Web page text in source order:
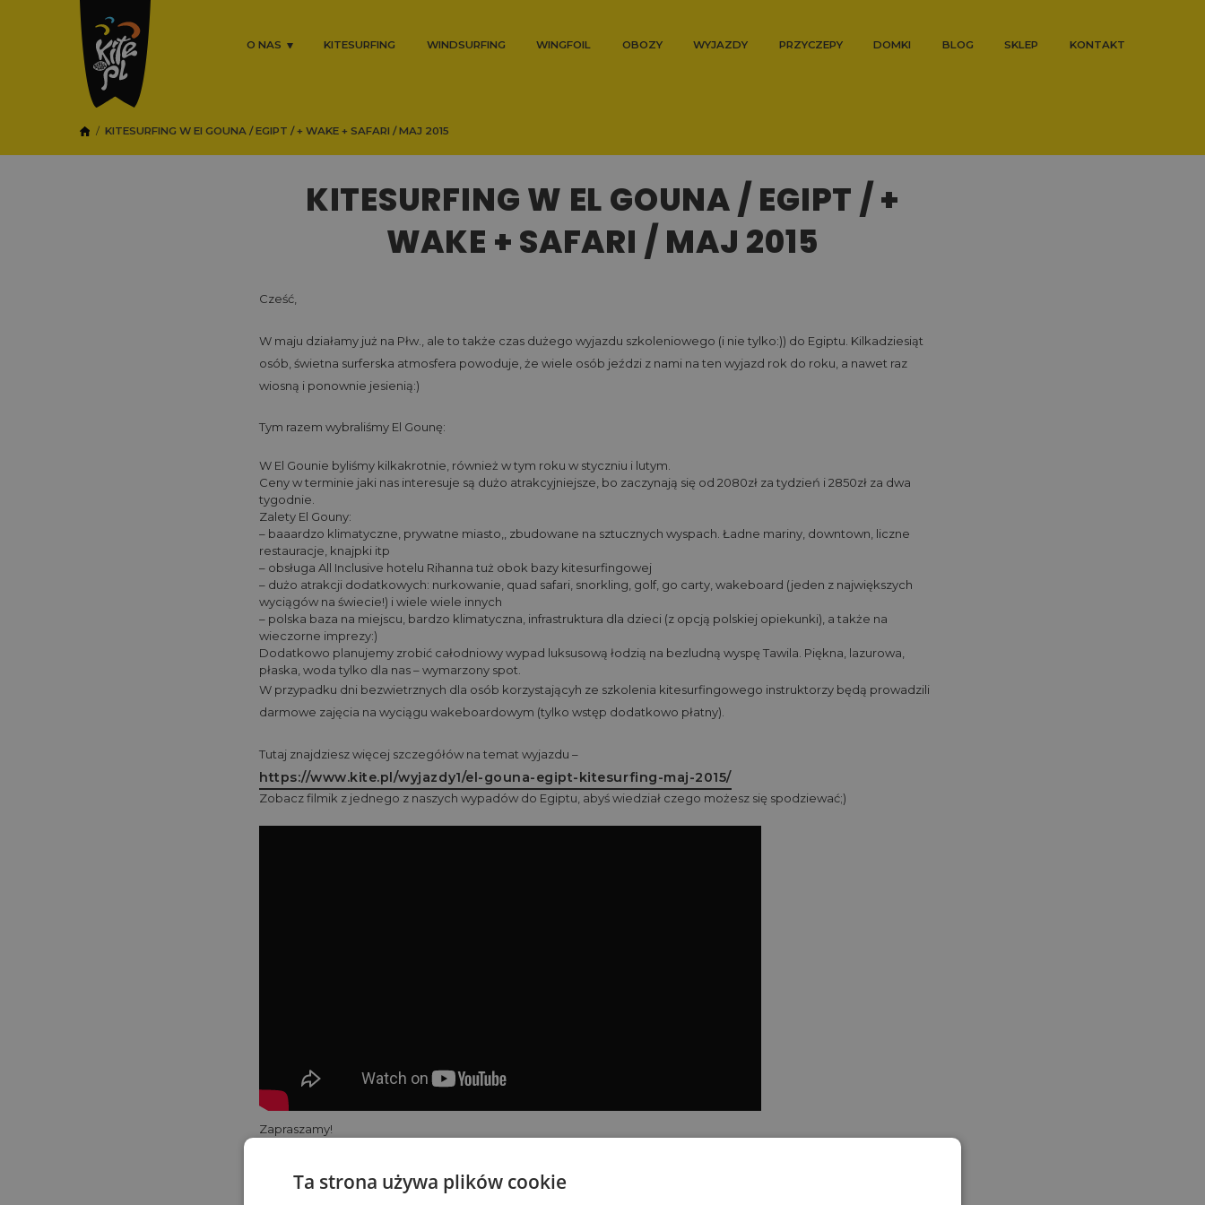
O NAS KITESURFING WINDSURFING WINGFOIL OBOZY WYJAZDY PRZYCZEPY DOMKI BLOG SKLEP KONTAKT
KITESURFING W El GOUNA / EGIPT / + WAKE + SAFARI / MAJ 2015
KITESURFING W EL GOUNA / EGIPT / +
WAKE + SAFARI / MAJ 2015
Cześć,
W maju działamy już na Płw., ale to także czas dużego wyjazdu szkoleniowego (i nie tylko:)) do Egiptu. Kilkadziesiąt
osób, świetna surferska atmosfera powoduje, że wiele osób jeździ z nami na ten wyjazd rok do roku, a nawet raz
wiosną i ponownie jesienią:)
Tym razem wybraliśmy El Gounę:
W El Gounie byliśmy kilkakrotnie, również w tym roku w styczniu i lutym.
Ceny w terminie jaki nas interesuje są dużo atrakcyjniejsze, bo zaczynają się od 2080zł za tydzień i 2850zł za dwa
tygodnie.
Zalety El Gouny:
– baaardzo klimatyczne, prywatne miasto,, zbudowane na sztucznych wyspach. Ładne mariny, downtown, liczne
restauracje, knajpki itp
– obsługa All Inclusive hotelu Rihanna tuż obok bazy kitesurfingowej
– dużo atrakcji dodatkowych: nurkowanie, quad safari, snorkling, golf, go carty, wakeboard (jeden z największych
wyciągów na świecie!) i wiele wiele innych
– polska baza na miejscu, bardzo klimatyczna, infrastruktura dla dzieci (z opcją polskiej opiekunki), a także na
wieczorne imprezy:)
Dodatkowo planujemy zrobić całodniowy wypad luksusową łodzią na bezludną wyspę Tawila. Piękna, lazurowa,
płaska, woda tylko dla nas – wymarzony spot.
W przypadku dni bezwietrznych dla osób korzystającyh ze szkolenia kitesurfingowego instruktorzy będą prowadzili
darmowe zajęcia na wyciągu wakeboardowym (tylko wstęp dodatkowo płatny).
Tutaj znajdziesz więcej szczegółów na temat wyjazdu –
https://www.kite.pl/wyjazdy1/el-gouna-egipt-kitesurfing-maj-2015/
Zobacz filmik z jednego z naszych wypadów do Egiptu, abyś wiedział czego możesz się spodziewać;)
Zapraszamy!
TAGI
Ta strona używa plików cookie